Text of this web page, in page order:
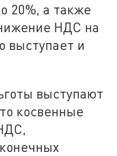
20%, а также
НДС на
выступает и
выступают
косвенные